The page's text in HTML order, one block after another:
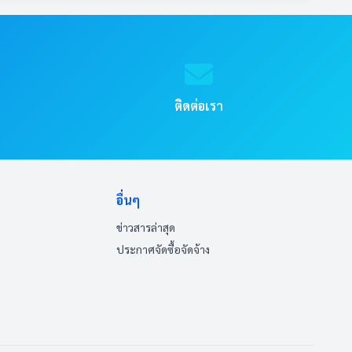
ที่มีเนื้อหาหรือรายละเอียด ความก้าวหน้า อย่าง
ติดต่อเรา
อื่นๆ
ข่าวสารล่าสุด
ประกาศจัดซื้อจัดจ้าง